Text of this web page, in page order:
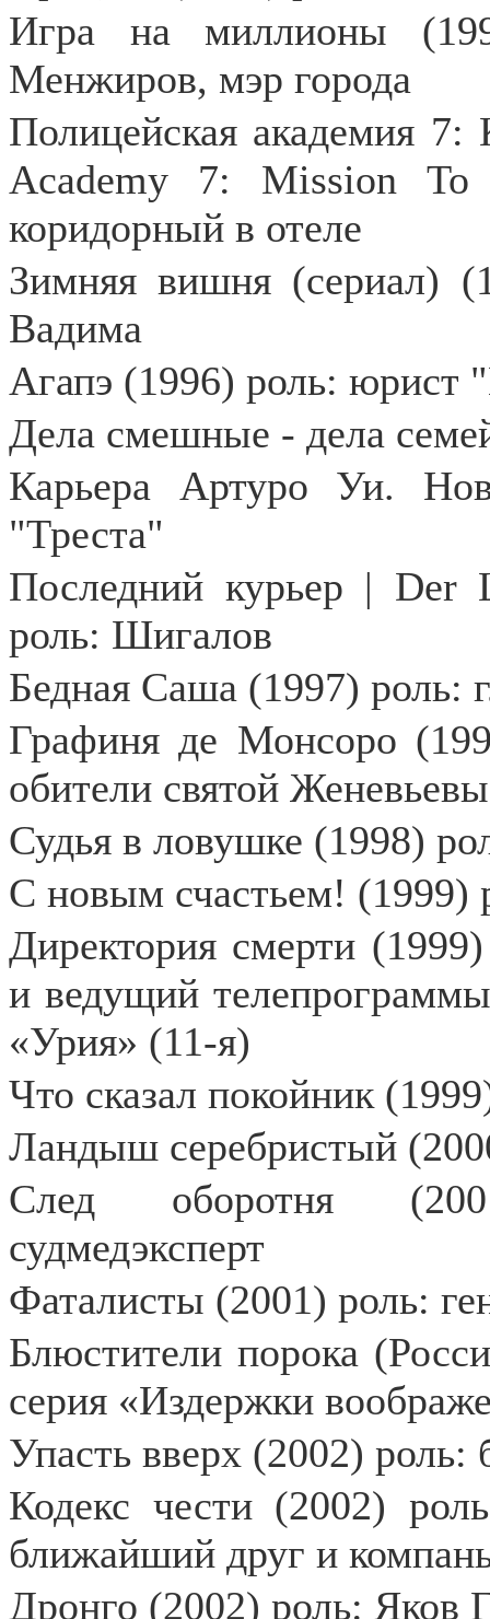
Игра на миллионы
Менжиров, мэр города
Полицейская академия
Academy 7: Mission
коридорный в отеле
Зимняя вишня (сериал)
Вадима
Агапэ (1996) роль: юрист
Дела смешные - дела
Карьера Артуро Уи.
"Треста"
Последний курьер | Der
роль: Шигалов
Бедная Саша (1997) роль:
Графиня де Монсоро
обители святой
Судья в ловушке (1998)
С новым счастьем! (1999)
Директория смерти
и ведущий
«Урия» (11-я)
Что сказал покойник
Ландыш серебристый
След оборотня
судмедэксперт
Фаталисты (2001) роль:
Блюстители порока
серия «Издержки
Упасть вверх (2002) роль:
Кодекс чести (2002)
ближайший друг и
Дронго (2002) роль: Яков